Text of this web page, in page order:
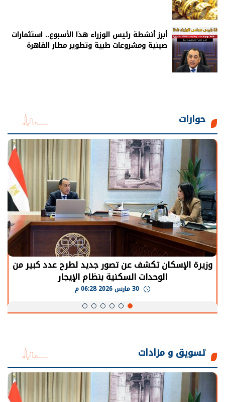
أبرز أنشطة رئيس الوزراء هذا الأسبوع.. استثمارات
صينية ومشروعات طبية وتطوير مطار القاهرة
حوارات
وزيرة الإسكان تكشف عن تصور جديد لطرح عدد كبير من
الوحدات السكنية بنظام الإيجار
تسويق و مزادات